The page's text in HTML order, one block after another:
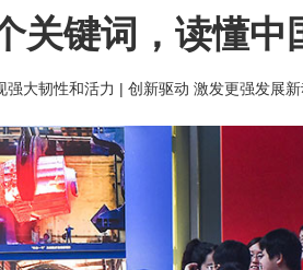
录 纪录片网 国家大剧院 大型活动
科技 法治 文娱 人物 公益
学习 习式妙语 央视快评
熊猫频道 VR/AR 全景新
新兵请入列 人生第一次 人生第二次
关键词，读懂中
强大韧性和活力 | 创新驱动 激发更强发展